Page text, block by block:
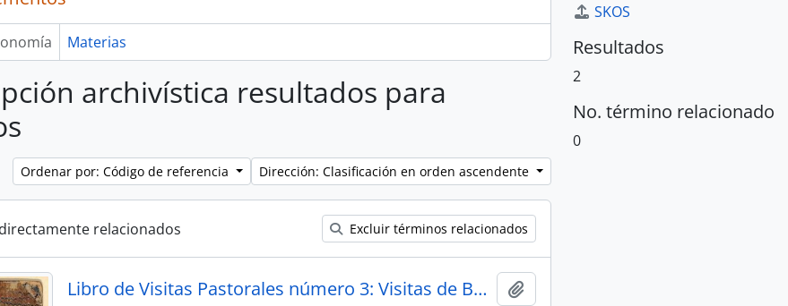
Materias
archivística resultados para
Ordenar por: Código de referencia Dirección: Clasificación en orden ascendente
relacionados Excluir términos relacionados
Libro de Visitas Pastorales número 3: Visitas de Bernardo Augusto Thiel, II Obispo de San José (1881- 1882)
SKOS
Resultados
2
No. término relacionado
0